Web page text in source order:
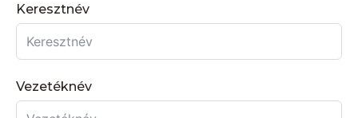
Keresztnév
Vezetéknév